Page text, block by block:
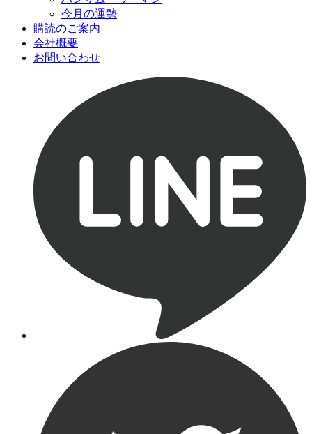
今月の運勢
購読のご案内
会社概要
お問い合わせ